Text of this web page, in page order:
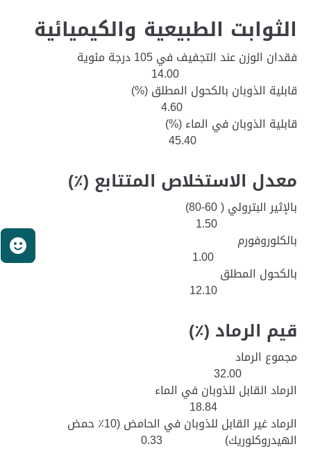
الثوابت الطبيعية والكيميائية
فقدان الوزن عند التجفيف في 105 درجة مئوية
قابلية الذوبان بالكحول المطلق (%)
قابلية الذوبان في الماء (%)
معدل الاستخلاص المتتابع (٪)
بالإثير البترولي ( 60-80)
بالكلوروفورم
بالكحول المطلق
قيم الرماد (٪)
مجموع الرماد
الرماد القابل للذوبان في الماء
الرماد غير القابل للذوبان في الحامض (10٪ حمض
الهيدروكلوريك) 0.33